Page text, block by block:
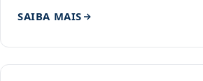
SAIBA MAIS